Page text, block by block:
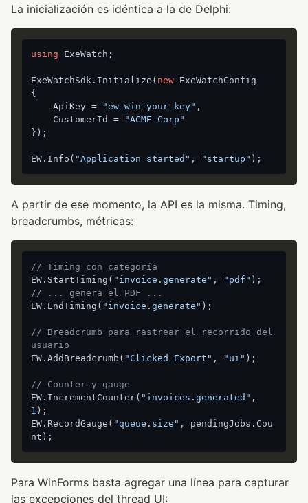
La inicialización es idéntica a la de Delphi:
using ExeWatch;
ExeWatchSdk.Initialize( new ExeWatchConfig
{
    ApiKey =
"ew_win_your_key" ,
    CustomerId =
"ACME-Corp"
});
EW.Info( "Application started" , "startup"
A partir de ese momento, la API es la misma. Timing,
breadcrumbs, métricas:
// Timing con categoría
EW.StartTiming( "invoice.generate" , "pdf"
// ... genera el PDF ...
EW.EndTiming( "invoice.generate" );
// Breadcrumb para rastrear el recorrido del
usuario
EW.AddBreadcrumb( "Clicked Export" , "ui" );
// Counter y gauge
EW.IncrementCounter( "invoices.generated"
1 );
EW.RecordGauge( "queue.size" , pendingJobs.Cou
Para WinForms basta agregar una línea para capturar
las excepciones del thread UI: